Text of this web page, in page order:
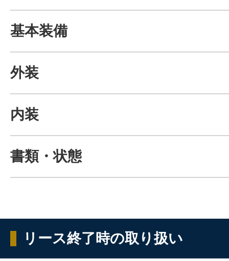
基本装備
外装
内装
書類・状態
リース終了時の取り扱い